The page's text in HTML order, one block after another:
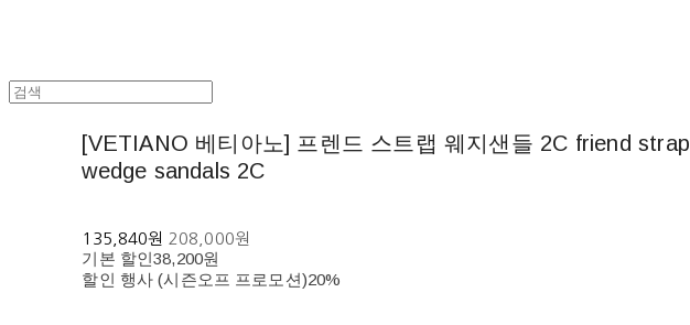
[VETIANO 베티아노] 프렌드 스트랩 웨지샌들 2C friend strap
wedge sandals 2C
135,840원 208,000원
기본 할인38,200원
할인 행사 (시즌오프 프로모션)20%